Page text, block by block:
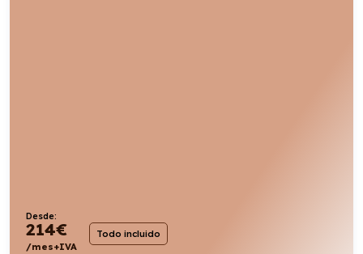
Desde:
214€
/mes+IVA
Todo incluido